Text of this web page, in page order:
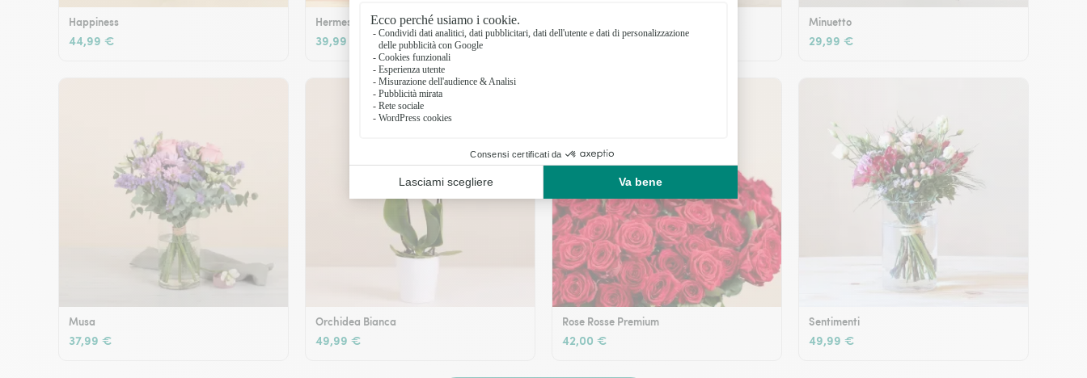
Happiness
44,99 €
Hermes
39,99 € 49,99 €
Minuetto
29,99 €
Musa
37,99 €
Orchidea Bianca
49,99 €
Rose Rosse Premium
42,00 €
Sentimenti
49,99 €